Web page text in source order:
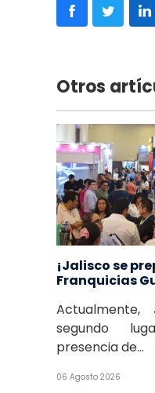
Otros
¡Jalisco se
Franquicias
segundo
presencia de...
06 Agosto 2026